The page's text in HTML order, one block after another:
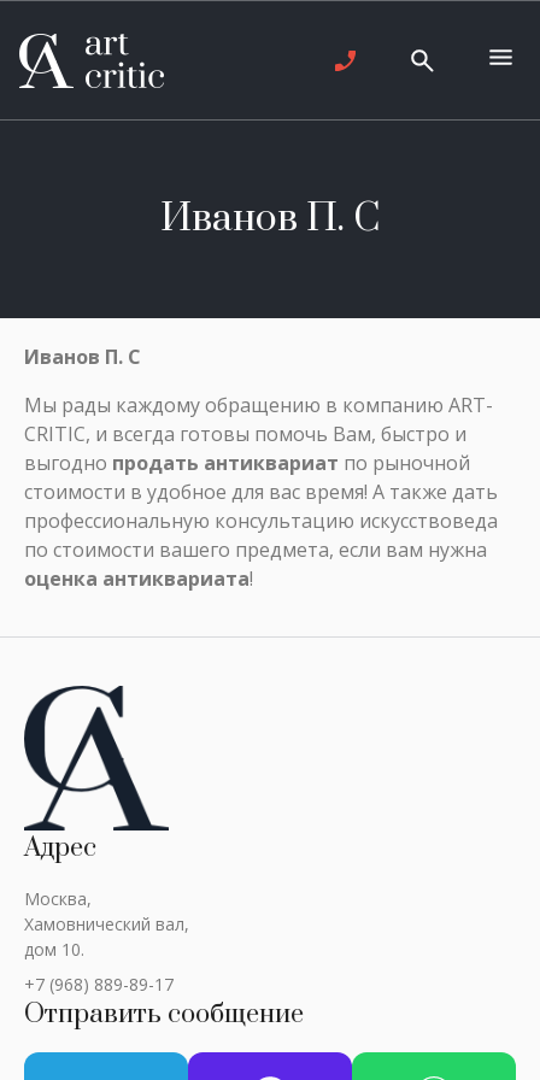
Иванов П. С
Иванов П. С
Мы рады каждому обращению в компанию ART-
CRITIC, и всегда готовы помочь Вам, быстро и
выгодно продать антиквариат по рыночной
стоимости в удобное для вас время! А также дать
профессиональную консультацию искусствоведа
по стоимости вашего предмета, если вам нужна
оценка антиквариата!
Адрес
Москва,
Хамовнический вал,
дом 10.
+7 (968) 889-89-17
Отправить сообщение